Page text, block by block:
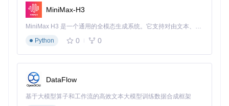
项目核心文件nodes.py中，负责初始化支持动态交换的模型实
例。
swap_threshold
值的模块将被标记为可交换
offload_device：卸载目标设备（默认"cpu"），推荐配
MiniMax-H3
MiniMax H3 是一个通用的全模态生成系统。它支持对由文本、图像、视频和音频组成的多模态上下文进行统一理解，并能生成分辨率高达 2K、时长可达 15 秒的带原生立体声音频的视频。得益于面向任务泛化的系统设计，H3 在预训练阶段就已具备广泛的多模态上下文理解与生成能力，能够出色地执行复杂的多模态指令。
Python
0 0
DataFlow
基于大模型算子和工作流的高效文本大模型训练数据合成框架